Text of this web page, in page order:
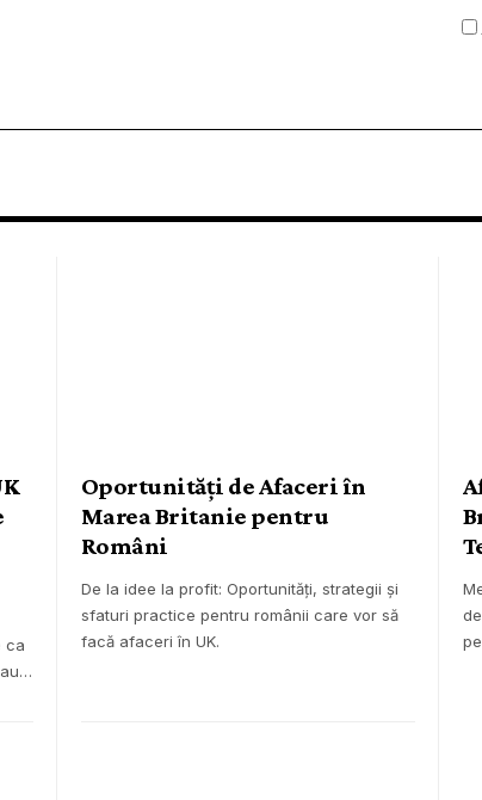
ca
Oportunități de Afaceri în
Marea Britanie pentru
Români
De la idee la profit: Oportunități, strategii și
sfaturi practice pentru românii care vor să
facă afaceri în UK.